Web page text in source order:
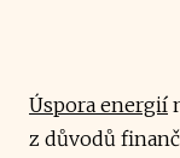
Úspora energií
z důvodů